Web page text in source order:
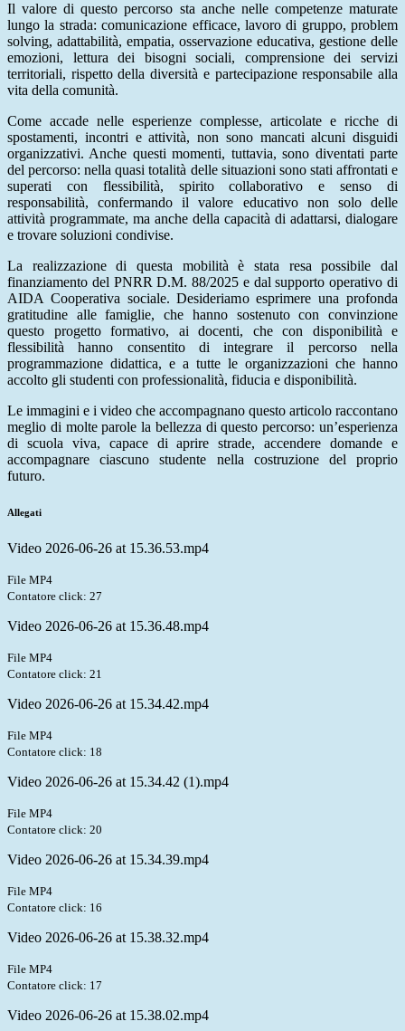
Il valore di questo percorso sta anche nelle competenze maturate
lungo la strada: comunicazione efficace, lavoro di gruppo, problem
solving, adattabilità, empatia, osservazione educativa, gestione delle
emozioni, lettura dei bisogni sociali, comprensione dei servizi
territoriali, rispetto della diversità e partecipazione responsabile alla
vita della comunità.
Come accade nelle esperienze complesse, articolate e ricche di
spostamenti, incontri e attività, non sono mancati alcuni disguidi
organizzativi. Anche questi momenti, tuttavia, sono diventati parte
del percorso: nella quasi totalità delle situazioni sono stati affrontati e
superati con flessibilità, spirito collaborativo e senso di
responsabilità, confermando il valore educativo non solo delle
attività programmate, ma anche della capacità di adattarsi, dialogare
e trovare soluzioni condivise.
La realizzazione di questa mobilità è stata resa possibile dal
finanziamento del PNRR D.M. 88/2025 e dal supporto operativo di
AIDA Cooperativa sociale. Desideriamo esprimere una profonda
gratitudine alle famiglie, che hanno sostenuto con convinzione
questo progetto formativo, ai docenti, che con disponibilità e
flessibilità hanno consentito di integrare il percorso nella
programmazione didattica, e a tutte le organizzazioni che hanno
accolto gli studenti con professionalità, fiducia e disponibilità.
Le immagini e i video che accompagnano questo articolo raccontano
meglio di molte parole la bellezza di questo percorso: un’esperienza
di scuola viva, capace di aprire strade, accendere domande e
accompagnare ciascuno studente nella costruzione del proprio
futuro.
Allegati
Video 2026-06-26 at 15.36.53.mp4
File MP4
Contatore click: 27
Video 2026-06-26 at 15.36.48.mp4
File MP4
Contatore click: 21
Video 2026-06-26 at 15.34.42.mp4
File MP4
Contatore click: 18
Video 2026-06-26 at 15.34.42 (1).mp4
File MP4
Contatore click: 20
Video 2026-06-26 at 15.34.39.mp4
File MP4
Contatore click: 16
Video 2026-06-26 at 15.38.32.mp4
File MP4
Contatore click: 17
Video 2026-06-26 at 15.38.02.mp4